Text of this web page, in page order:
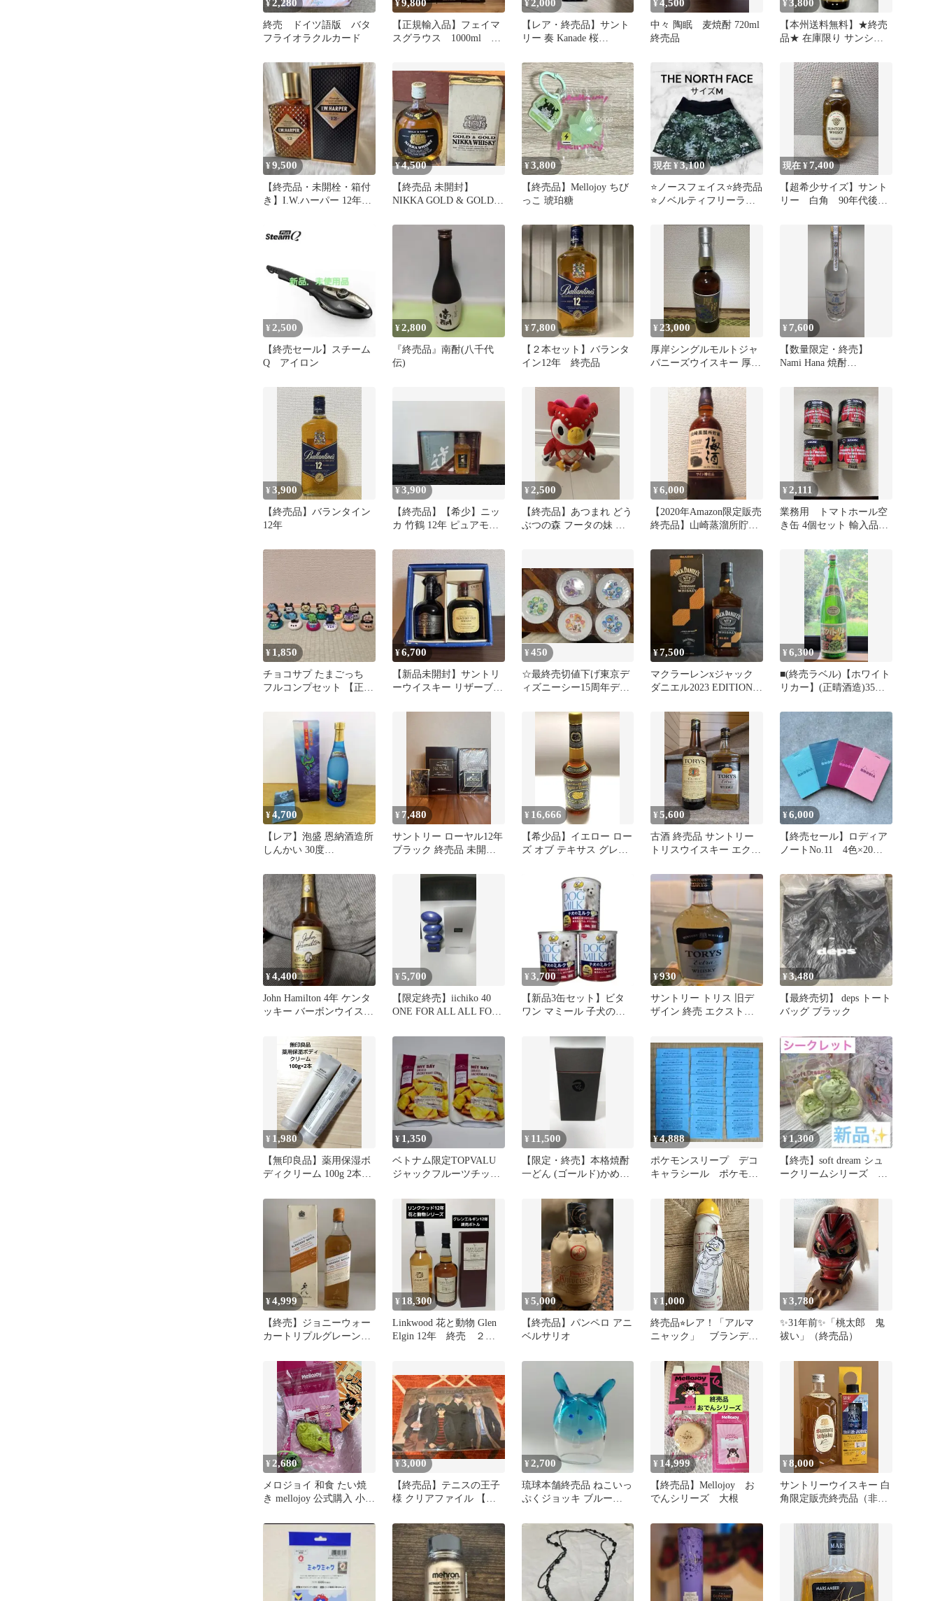
¥2,280
終売 ドイツ語版 バタ
フライオラクルカード
¥9,800
【正規輸入品】フェイマ
スグラウス 1000ml 箱
¥2,000
【レア・終売品】サント
リー 奏 Kanade 桜
¥4,500
中々 陶眠 麦焼酎 720ml
終売品
¥3,800
【本州送料無料】★終売
品★ 在庫限り サンシャ
ム 700ml 40％ ブレンデッ
トウイスキー ジャパニー
ズウイスキー ギフト ギ
フト包装 父の日 記念日
¥9,500
【終売品・未開栓・箱付
き】I.W.ハーパー 12年
¥4,500
【終売品 未開封】
NIKKA GOLD & GOLD
¥3,800
【終売品】Mellojoy ちび
っこ 琥珀糖
現在 ¥3,100
⭐️ノースフェイス⭐️終売品
⭐️ノベルティフリーラン
グリーン M
現在 ¥7,400
【超希少サイズ】サント
リー 白角 90年代後
¥ 2,500
【終売セール】スチーム
Q アイロン
¥2,800
『終売品』南酎(八千代
伝)
¥ 7,800
【２本セット】バランタ
イン12年 終売品
¥ 23,000
厚岸シングルモルトジャ
パニーズウイスキー 厚岸
¥ 7,600
【数量限定・終売】
Nami Hana 焼酎
¥3,900
【終売品】バランタイン
12年
¥3,900
【終売品】【希少】ニッ
カ 竹鶴 12年 ピュアモル
¥ 2,500
【終売品】あつまれ どう
ぶつの森 フータの妹 フ
¥6,000
【2020年Amazon限定販売
終売品】山崎蒸溜所貯蔵
¥ 2,111
業務用 トマトホール空
き缶 4個セット 輸入品終
¥ 1,850
チョコサプ たまごっち
フルコンプセット 【正規
¥6,700
【新品未開封】サントリ
ーウイスキー リザーブ10
終売品
¥450
☆最終売切値下げ東京デ
ィズニーシー15周年デザ
新品未使用☆
¥7,500
マクラーレンxジャック
ダニエル2023 EDITION
¥6,300
■(終売ラベル)【ホワイト
リカー】(正晴酒造)35度
瓶
¥4,700
【レア】泡盛 恩納酒造所
しんかい 30度
売品
¥ 7,480
サントリー ローヤル12年
ブラック 終売品 未開栓
¥ 16,666
【希少品】イエロー ロー
ズ オブ テキサス グレー
¥5,600
古酒 終売品 サントリー
トリスウイスキー エクス
¥6,000
【終売セール】ロディア
ノートNo.11 4色×20
¥4,400
John Hamilton 4年 ケンタ
ッキー バーボンウイスキ
¥5,700
【限定終売】iichiko 40
ONE FOR ALL ALL FOR
¥ 3,700
【新品3缶セット】ビタ
ワン マミール 子犬のミ
¥930
サントリー トリス 旧デ
ザイン 終売 エクストラ
¥3,480
【最終売切】 deps トート
バッグ ブラック
¥ 1,980
【無印良品】薬用保湿ボ
ディクリーム 100g 2本セ
¥ 1,350
ベトナム限定TOPVALU
ジャックフルーツチップ
終売
¥ 11,500
【限定・終売】本格焼酎
一どん (ゴールド)かめ仕
¥4,888
ポケモンスリープ デコ
キャラシール ポケモン
24枚
¥1,300
【終売】soft dream シュ
ークリームシリーズ シ
¥4,999
【終売】ジョニーウォー
カートリプルグレーン10
¥ 18,300
Linkwood 花と動物 Glen
Elgin 12年 終売 ２本
¥5,000
【終売品】パンペロ アニ
ベルサリオ
¥ 1,000
終売品⭐︎レア！「アルマ
ニャック」 ブランデ
¥3,780
✨31年前✨「桃太郎 鬼
祓い」（終売品）
¥2,680
メロジョイ 和食 たい焼
き mellojoy 公式購入 小豆
¥3,000
【終売品】テニスの王子
様 クリアファイル 【激
¥2,700
琉球本舗終売品 ねこいっ
ぷくジョッキ ブルー
¥ 14,999
【終売品】Mellojoy お
でんシリーズ 大根
¥8,000
サントリーウイスキー 白
角限定販売終売品（非売